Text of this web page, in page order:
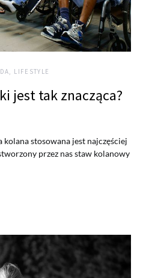
LIFESTYLE
jest tak znacząca?
stosowana jest najczęściej
przez nas staw kolanowy